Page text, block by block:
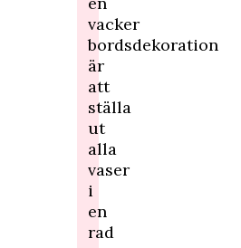
vacker
bordsdekoration
är
att
ställa
ut
alla
vaser
i
en
rad